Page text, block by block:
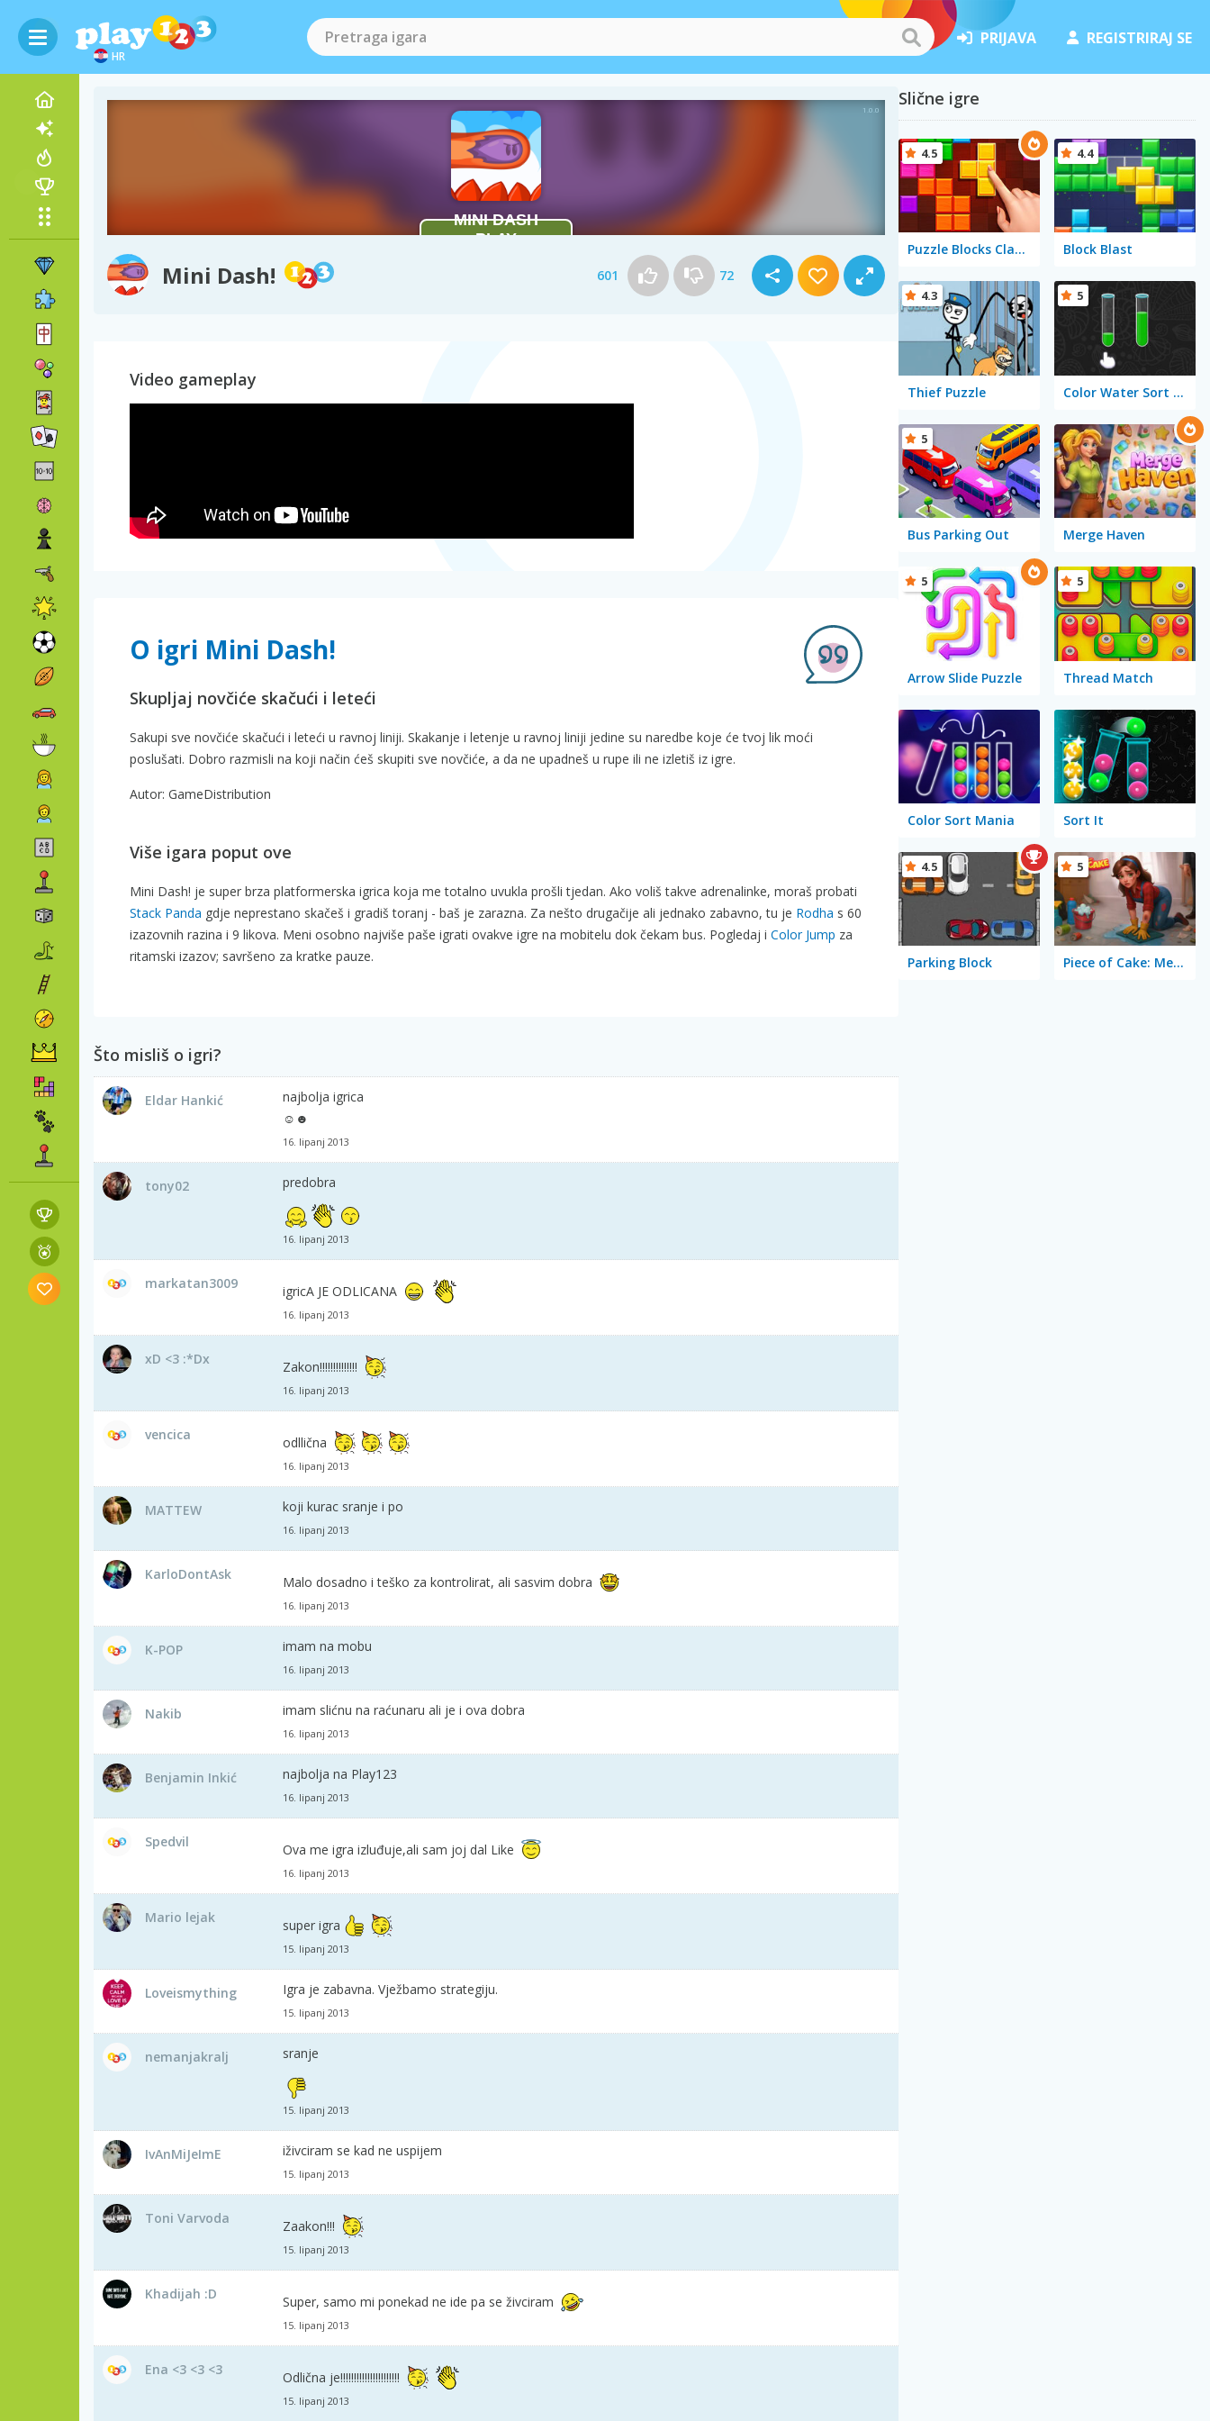
HR
PRIJAVA REGISTRIRAJ SE
Mini Dash! 601 72
Video gameplay
O igri Mini Dash!
Skupljaj novčiće skačući i leteći
Sakupi sve novčiće skačući i leteći u ravnoj liniji. Skakanje i letenje u ravnoj liniji jedine su naredbe koje će tvoj lik moći
poslušati. Dobro razmisli na koji način ćeš skupiti sve novčiće, a da ne upadneš u rupe ili ne izletiš iz igre.
Autor: GameDistribution
Više igara poput ove
Mini Dash! je super brza platformerska igrica koja me totalno uvukla prošli tjedan. Ako voliš takve adrenalinke, moraš probati
Stack Panda gdje neprestano skačeš i gradiš toranj - baš je zarazna. Za nešto drugačije ali jednako zabavno, tu je Rodha s 60
izazovnih razina i 9 likova. Meni osobno najviše paše igrati ovakve igre na mobitelu dok čekam bus. Pogledaj i Color Jump za
ritamski izazov; savršeno za kratke pauze.
Što misliš o igri?
Eldar Hankić
najbolja igrica
☺☻
16. lipanj 2013
tony02 predobra
16. lipanj 2013
markatan3009 igricA JE ODLICANA
16. lipanj 2013
xD <3 :*Dx Zakon!!!!!!!!!!!!!!
16. lipanj 2013
vencica odllična
16. lipanj 2013
MATTEW koji kurac sranje i po
16. lipanj 2013
KarloDontAsk Malo dosadno i teško za kontrolirat, ali sasvim dobra
16. lipanj 2013
K-POP imam na mobu
16. lipanj 2013
Nakib imam slićnu na raćunaru ali je i ova dobra
16. lipanj 2013
Benjamin Inkić najbolja na Play123
16. lipanj 2013
Spedvil Ova me igra izluđuje,ali sam joj dal Like
16. lipanj 2013
Mario lejak super igra
15. lipanj 2013
Loveismything Igra je zabavna. Vježbamo strategiju.
15. lipanj 2013
nemanjakralj sranje
15. lipanj 2013
IvAnMiJeImE iživciram se kad ne uspijem
15. lipanj 2013
Toni Varvoda Zaakon!!!
15. lipanj 2013
Khadijah :D Super, samo mi ponekad ne ide pa se živciram
15. lipanj 2013
Ena <3 <3 <3 Odlična je!!!!!!!!!!!!!!!!!!!!!!
15. lipanj 2013
Slične igre
Puzzle Blocks Classic
4.5
Block Blast
4.4
Thief Puzzle
4.3
Color Water Sort 3D
5
Bus Parking Out
5
Merge Haven
Arrow Slide Puzzle
5
Thread Match
5
Color Sort Mania Sort It
Parking Block
4.5
Piece of Cake: Merge and Bake
5